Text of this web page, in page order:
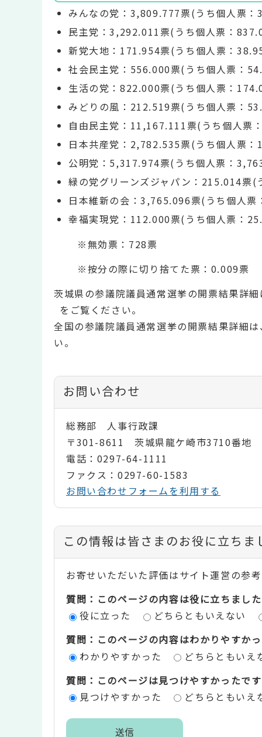
みんなの党：3,809.777票(うち個人票：
民主党：3,292.011票(うち個人票：
新党大地：171.954票(うち個人票：
社会民主党：556.000票(うち個人票：
生活の党：822.000票(うち個人票：
みどりの風：212.519票(うち個人票：
自由民主党：11,167.111票(うち個人票
日本共産党：2,782.535票(うち個人票
公明党：5,317.974票(うち個人票：
緑の党グリーンズジャパン：215.014票
日本維新の会：3,765.096票(うち個人票
幸福実現党：112.000票(うち個人票：
※無効票：728票
※按分の際に切り捨てた票：0.009票
茨城県の参議院議員通常選挙の開票結果詳細
をご覧ください。
全国の参議院議員通常選挙の開票結果詳細は
い。
お問い合わせ
総務部 人事行政課
〒301-8611 茨城県龍ケ崎市3710番地
電話：0297-64-1111
ファクス：0297-60-1583
お問い合わせフォームを利用する
コ
ン
テ
ン
評
エ
この情報は皆さまのお役に立ちま
お寄せいただいた評価はサイト運営の参考
質問：このページの内容は役に立ちました
役に立った
どちらともいえない
質問：このページの内容はわかりやすか
わかりやすかった
どちらともいえ
質問：このページは見つけやすかったです
見つけやすかった
どちらともいえ